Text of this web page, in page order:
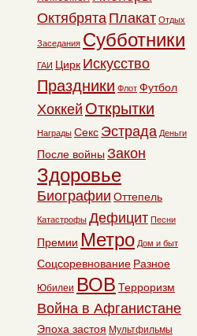
Октябрята Плакат Отдых
Заседания Субботники
ГАИ Цирк Искусство
Праздники Флот Футбол
Хоккей Открытки
Награды Секс Эстрада Деньги
После войны Закон
Здоровье
Биографии Оттепель
Катастрофы Дефицит Песни
Премии Метро Дом и быт
Соцсоревнование Разное
Юбилеи ВОВ Терроризм
Война в Афганистане
Эпоха застоя Мультфильмы